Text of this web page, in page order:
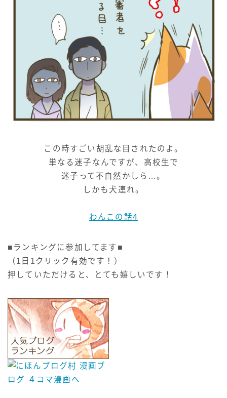
この時すごい胡乱な目されたのよ。
単なる迷子なんですが、高校生で
迷子って不自然かしら…。
しかも犬連れ。
わんこの話4
■ランキングに参加してます■
（1日1クリック有効です！）
押していただけると、とても嬉しいです！